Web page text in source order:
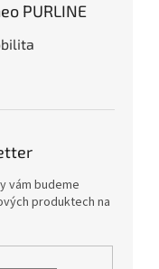
PURLINE
vám budeme
produktech na